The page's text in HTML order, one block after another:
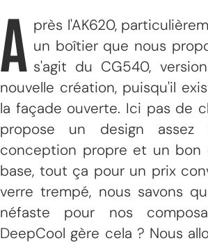
A près l'AK620,
un boîtier que nous
s'agit du CG540,
nouvelle création, puisqu'il
la façade ouverte. Ici pas de
propose un design assez
conception propre et un bon
base, tout ça pour un prix
verre trempé, nous savons
néfaste pour nos
DeepCool gère cela ? Nous